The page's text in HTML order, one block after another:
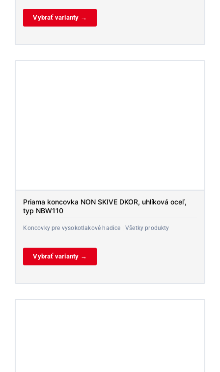
Vybrať varianty →
Priama koncovka NON SKIVE DKOR, uhlíková oceľ,
typ NBW110
Koncovky pre vysokotlakové hadice | Všetky produkty
Vybrať varianty →